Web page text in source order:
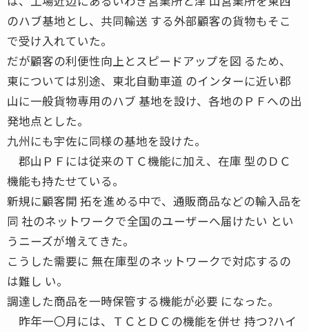
のハブ基地とし、共同輸送 する外部顧客の貨物もそこ
で受け入れていた。
だが顧客の利便性向上とスピードアップを図 るため、
東については別途、東北自動車道 のインターに近い郡
山に一般貨物専用のハブ 基地を設け、各地のＰＦへの出
発地点とした。
九州にも宇佐に同様の基地を設けた。
郡山ＰＦには従来のＴＣ機能に加え、在庫 型のＤＣ
機能も持たせている。
新規に顧客開 拓を進める中で、通販商品などの輸入品を
同 社のネットワークで全国のユーザーへ届けたい とい
うニーズが増えてきた。
こうした需要に 無在庫型のネットワークで対応するの
は難し い。
調達した商品を一時保管する機能が必要 になった。
昨年一〇月には、ＴＣとＤＣの機能を併せ 持つ?ハイ